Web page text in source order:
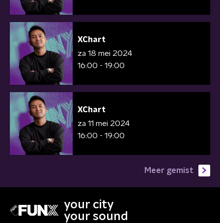
XChart
za 18 mei 2024
16:00 - 19:00
XChart
za 11 mei 2024
16:00 - 19:00
Meer gemist
your city
your sound